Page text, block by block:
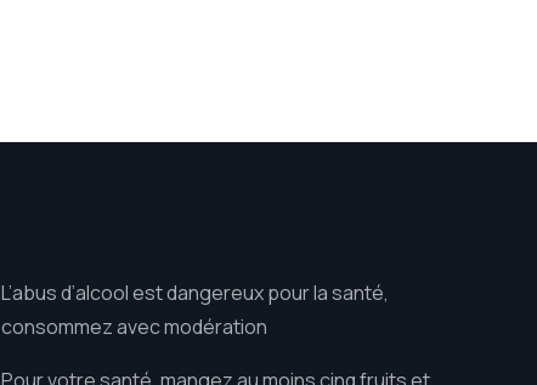
L’abus d’alcool est dangereux pour la santé,
consommez avec modération